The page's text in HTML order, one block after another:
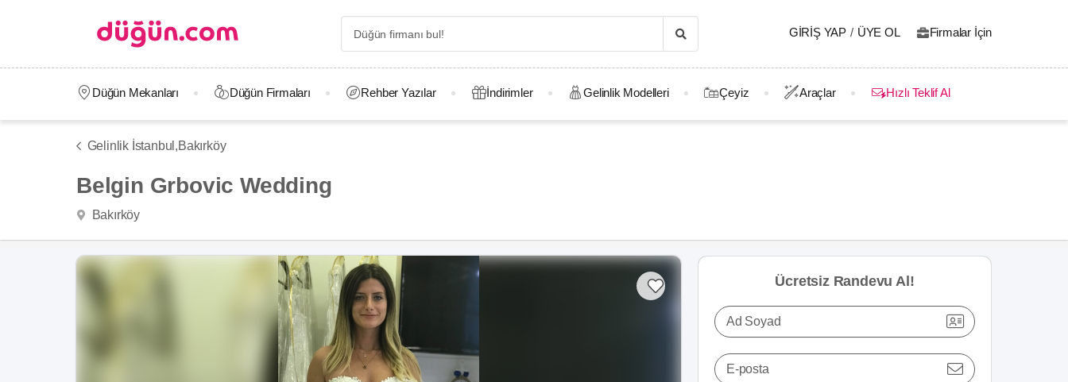
GIRIŞ YAP / ÜYE OL Firmalar İçin
Düğün Mekanları Düğün Firmaları Rehber Yazılar İndirimler Gelinlik Modelleri Çeyiz Araçlar Hızlı Teklif Al
Gelinlik İstanbul,Bakırköy
Belgin Grbovic Wedding
Bakırköy
Ücretsiz Randevu Al!
Ad Soyad
E-posta